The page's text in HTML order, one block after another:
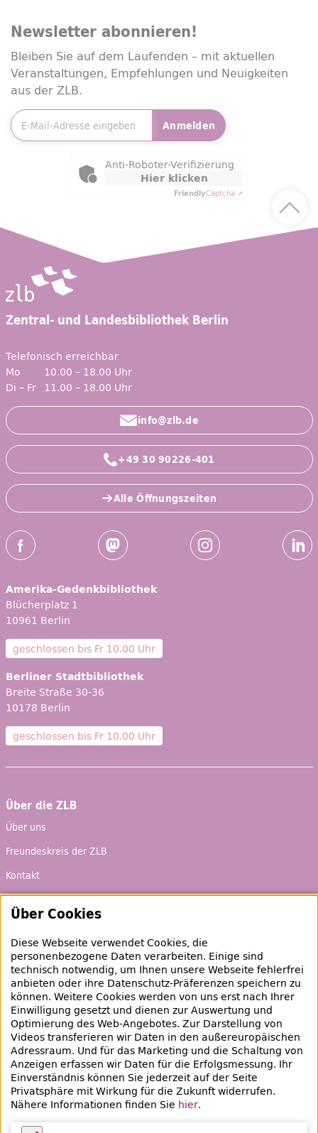
Newsletter abonnieren!
Bleiben Sie auf dem Laufenden – mit aktuellen
Veranstaltungen, Empfehlungen und Neuigkeiten
aus der ZLB.
Anmelden
Friendly Captcha
Anti-Roboter-Verifizierung
Hier klicken
FriendlyCaptcha ⇗
Zentral- und Landesbibliothek Berlin
Telefonisch erreichbar
Mo
10.00 – 18.00 Uhr
Di – Fr 11.00 – 18.00 Uhr
info@zlb.de
+49 30 90226-401
Alle Öffnungszeiten
Social-Media Kanäle der ZLB
Facebook Mastodon Instagram
Amerika-Gedenkbibliothek
Blücherplatz 1
10961 Berlin
geschlossen bis Fr 10.00 Uhr
Berliner Stadtbibliothek
Breite Straße 30-36
10178 Berlin
geschlossen bis Fr 10.00 Uhr
Über die ZLB
Über uns
Freundeskreis der ZLB
Kontakt
Ausbildung und Karriere
Ausleihen & Entdecken
Schaufenster
Empfehlungen
Bibliotheksausweis
Highlights
Veranstaltungen & Lernangebote
Veranstaltungsübersicht
Über Cookies
Diese Webseite verwendet Cookies, die
personenbezogene Daten verarbeiten. Einige sind
technisch notwendig, um Ihnen unsere Webseite fehlerfrei
anbieten oder ihre Datenschutz-Präferenzen speichern zu
können. Weitere Cookies werden von uns erst nach Ihrer
Einwilligung gesetzt und dienen zur Auswertung und
Optimierung desWeb-Angebotes. Zur Darstellung von
Videos transferieren wir Daten in den außereuropäischen
Adressraum. Und für das Marketing und die Schaltung von
Anzeigen erfassen wir Daten für die Erfolgsmessung. Ihr
Einverständnis können Sie jederzeit auf der Seite
Privatsphäre mit Wirkung für die Zukunft widerrufen.
Nähere Informationen finden Sie hier.